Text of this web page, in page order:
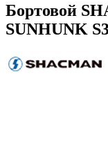
Бортовой
SUNHUNK